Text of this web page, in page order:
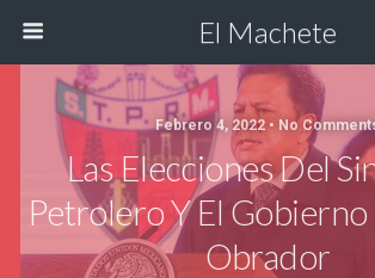
El Machete
Febrero 4, 2022 • No
Las Elecciones Del
Petrolero Y El Gobierno
Obrador